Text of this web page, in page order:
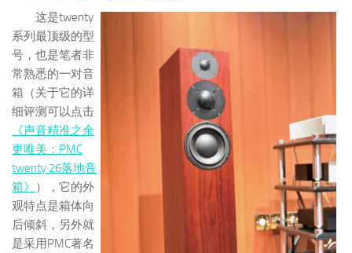
这是twenty
系列最顶级的型
号，也是笔者非
常熟悉的一对音
箱（关于它的详
细评测可以点击
《声音精准之余
更唯美：PMC
twenty 26落地音
箱》 ），它的外
观特点是箱体向
后倾斜，另外就
是采用PMC著名